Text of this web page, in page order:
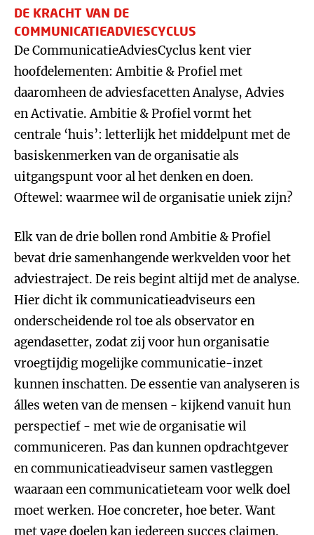
DE KRACHT VAN DE
COMMUNICATIEADVIESCYCLUS
De CommunicatieAdviesCyclus kent vier
hoofdelementen: Ambitie & Profiel met
daaromheen de adviesfacetten Analyse, Advies
en Activatie. Ambitie & Profiel vormt het
centrale ‘huis’: letterlijk het middelpunt met de
basiskenmerken van de organisatie als
uitgangspunt voor al het denken en doen.
Oftewel: waarmee wil de organisatie uniek zijn?
Elk van de drie bollen rond Ambitie & Profiel
bevat drie samenhangende werkvelden voor het
adviestraject. De reis begint altijd met de analyse.
Hier dicht ik communicatieadviseurs een
onderscheidende rol toe als observator en
agendasetter, zodat zij voor hun organisatie
vroegtijdig mogelijke communicatie-inzet
kunnen inschatten. De essentie van analyseren is
álles weten van de mensen - kijkend vanuit hun
perspectief - met wie de organisatie wil
communiceren. Pas dan kunnen opdrachtgever
en communicatieadviseur samen vastleggen
waaraan een communicatieteam voor welk doel
moet werken. Hoe concreter, hoe beter. Want
met vage doelen kan iedereen succes claimen.